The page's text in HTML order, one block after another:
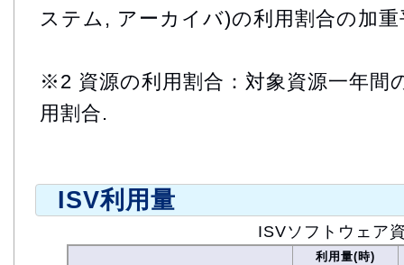
ステム, アーカイバ)の利用割合の加重
※2 資源の利用割合：対象資源一年間
用割合.
ISV利用量
ISVソフトウェア
利用量(時)